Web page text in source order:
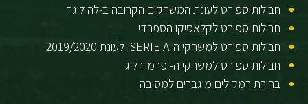
חבילות ספורט לעונת המשחקים הקרובה ב-לה ליגה
חבילות ספורט לקלאסיקו הספרדי
חבילות ספורט למשחקי ה-SERIE A לעונת 2019/2020
חבילות ספורט למשחקי ה- פרמיירליג
בחירת רמקולים מוגברים למסיבה